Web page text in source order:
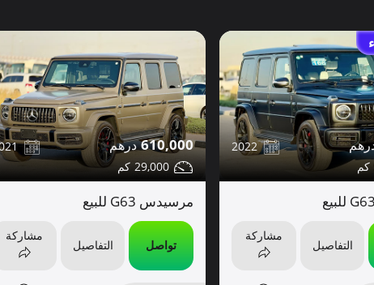
2022
التفاصيل
مشاركة
610,000
29,000
مرسيدس G63 للبيع
تواصل التفاصيل
مشاركة